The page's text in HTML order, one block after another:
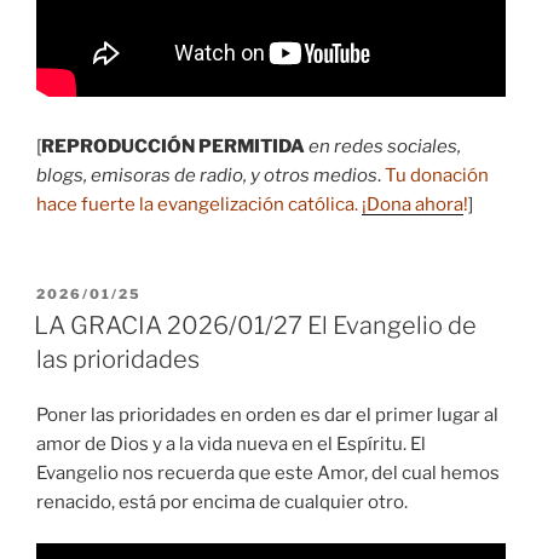
[REPRODUCCIÓN PERMITIDAen redes sociales,
blogs, emisoras de radio, y otros medios.Tu donación
hace fuerte la evangelización católica. ¡Dona ahora!]
PUBLICADO
EL
2026/01/25
LA GRACIA 2026/01/27 El Evangelio de
las prioridades
Poner las prioridades en orden es dar el primer lugar al
amor de Dios y a la vida nueva en el Espíritu. El
Evangelio nos recuerda que este Amor, del cual hemos
renacido, está por encima de cualquier otro.